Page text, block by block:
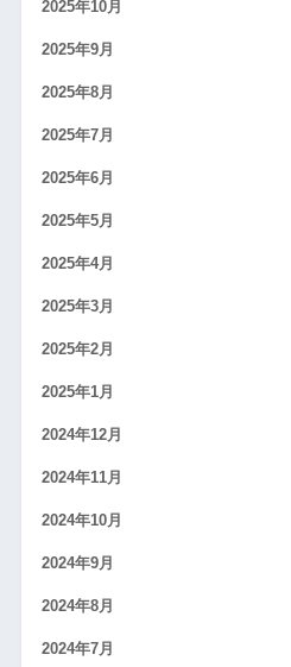
2025年10月
2025年9月
2025年8月
2025年7月
2025年6月
2025年5月
2025年4月
2025年3月
2025年2月
2025年1月
2024年12月
2024年11月
2024年10月
2024年9月
2024年8月
2024年7月